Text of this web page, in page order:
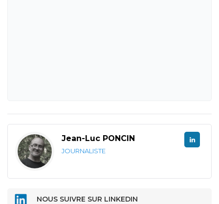
Jean-Luc PONCIN
JOURNALISTE
NOUS SUIVRE SUR LINKEDIN